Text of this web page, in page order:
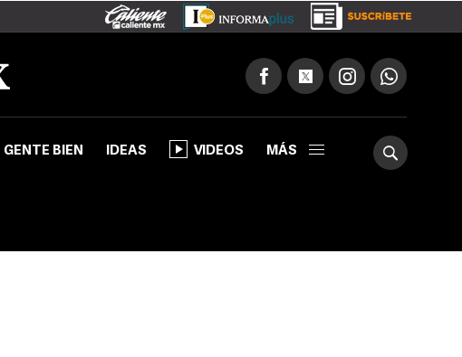
GENTE BIEN IDEAS VIDEOS MÁS